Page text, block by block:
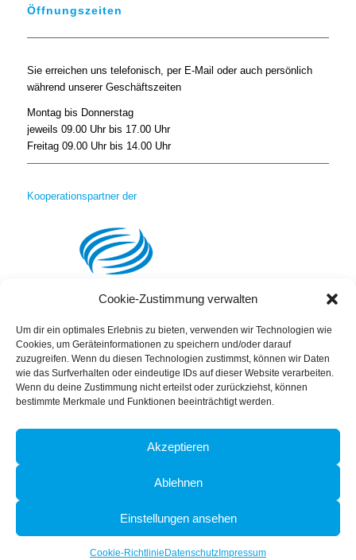
Cookie-Zustimmung verwalten
Um dir ein optimales Erlebnis zu bieten, verwenden wir Technologien wie
Cookies, um Geräteinformationen zu speichern und/oder darauf
zuzugreifen. Wenn du diesen Technologien zustimmst, können wir Daten
wie das Surfverhalten oder eindeutige IDs auf dieser Website verarbeiten.
Wenn du deine Zustimmung nicht erteilst oder zurückziehst, können
bestimmte Merkmale und Funktionen beeinträchtigt werden.
Akzeptieren
Ablehnen
Einstellungen ansehen
Cookie-Richtlinie Datenschutz Impressum
Öffnungszeiten
Sie erreichen uns telefonisch, per E-Mail oder auch persönlich
während unserer Geschäftszeiten
Montag bis Donnerstag
jeweils 09.00 Uhr bis 17.00 Uhr
Freitag 09.00 Uhr bis 14.00 Uhr
Kooperationspartner der
© Copyright -mercant AG
Datenschutz Cookie-Richtlinie (EU)